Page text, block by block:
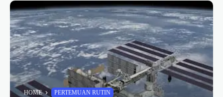
HOME PERTEMUAN RUTIN